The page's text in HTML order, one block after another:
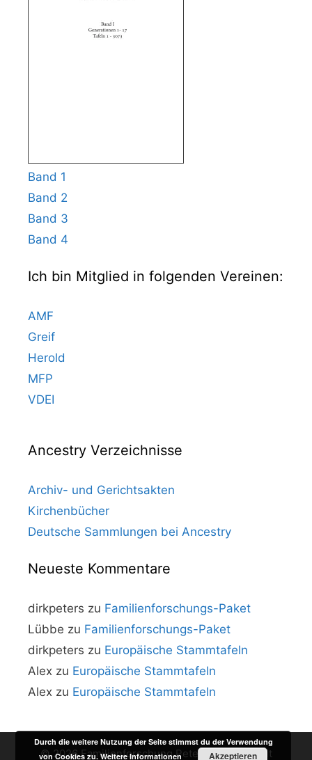
Band 1
Band 2
Band 3
Band 4
Ich bin Mitglied in folgenden Vereinen:
AMF
Greif
Herold
MFP
VDEI
Ancestry Verzeichnisse
Archiv- und Gerichtsakten
Kirchenbücher
Deutsche Sammlungen bei Ancestry
Neueste Kommentare
dirkpeters zu Familienforschungs-Paket
Lübbe zu Familienforschungs-Paket
dirkpeters zu Europäische Stammtafeln
Alex zu Europäische Stammtafeln
Alex zu Europäische Stammtafeln
© 2026 Familienforschung Peters • Erstellt mit
Durch die weitere Nutzung der Seite stimmst du der Verwendung
von Cookies zu.Weitere Informationen Akzeptieren